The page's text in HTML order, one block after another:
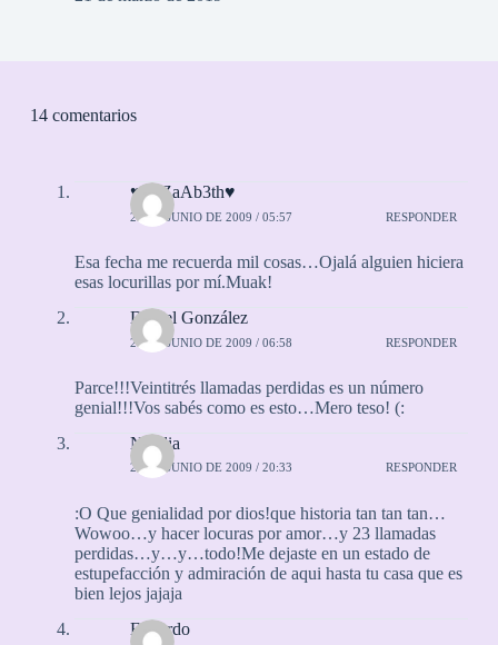
14 comentarios
♥EliZaAb3th♥
26 DE JUNIO DE 2009 / 05:57 RESPONDER
Esa fecha me recuerda mil cosas…Ojalá alguien hiciera
esas locurillas por mí.Muak!
Daniel González
26 DE JUNIO DE 2009 / 06:58 RESPONDER
Parce!!!Veintitrés llamadas perdidas es un número
genial!!!Vos sabés como es esto…Mero teso! (:
Natalia
26 DE JUNIO DE 2009 / 20:33 RESPONDER
:O Que genialidad por dios!que historia tan tan tan…
Wowoo…y hacer locuras por amor…y 23 llamadas
perdidas…y…y…todo!Me dejaste en un estado de
estupefacción y admiración de aqui hasta tu casa que es
bien lejos jajaja
Eduardo